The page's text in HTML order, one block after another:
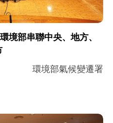
境部串聯中央、地方、
環境部氣候變遷署